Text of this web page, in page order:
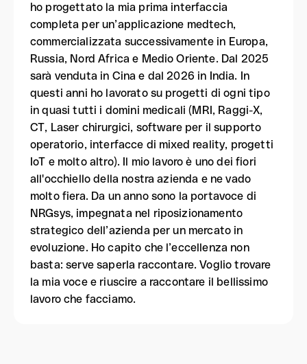
ho progettato la mia prima interfaccia
completa per un’applicazione medtech,
commercializzata successivamente in Europa,
Russia, Nord Africa e Medio Oriente. Dal 2025
sarà venduta in Cina e dal 2026 in India. In
questi anni ho lavorato su progetti di ogni tipo
in quasi tutti i domini medicali (MRI, Raggi-X,
CT, Laser chirurgici, software per il supporto
operatorio, interfacce di mixed reality, progetti
IoT e molto altro). Il mio lavoro è uno dei fiori
all'occhiello della nostra azienda e ne vado
molto fiera. Da un anno sono la portavoce di
NRGsys, impegnata nel riposizionamento
strategico dell’azienda per un mercato in
evoluzione. Ho capito che l’eccellenza non
basta: serve saperla raccontare. Voglio trovare
la mia voce e riuscire a raccontare il bellissimo
lavoro che facciamo.